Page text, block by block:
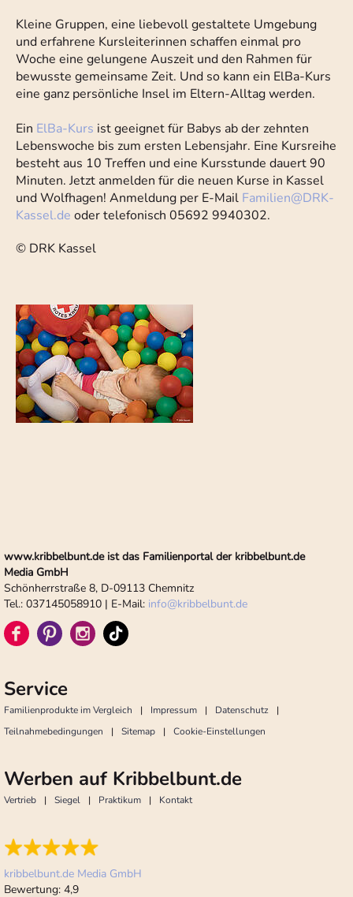
Kleine Gruppen, eine liebevoll gestaltete Umgebung
und erfahrene Kursleiterinnen schaffen einmal pro
Woche eine gelungene Auszeit und den Rahmen für
bewusste gemeinsame Zeit. Und so kann ein ElBa-Kurs
eine ganz persönliche Insel im Eltern-Alltag werden.
Ein ElBa-Kurs ist geeignet für Babys ab der zehnten
Lebenswoche bis zum ersten Lebensjahr. Eine Kursreihe
besteht aus 10 Treffen und eine Kursstunde dauert 90
Minuten. Jetzt anmelden für die neuen Kurse in Kassel
und Wolfhagen! Anmeldung per E-Mail Familien@DRK-
Kassel.de oder telefonisch 05692 9940302.
© DRK Kassel
www.kribbelbunt.de ist das Familienportal der kribbelbunt.de
Media GmbH
Schönherrstraße 8, D-09113 Chemnitz
Tel.: 037145058910 | E-Mail: info@kribbelbunt.de
Service
Familienprodukte im Vergleich Impressum
Datenschutz
Teilnahmebedingungen
Sitemap Cookie-Einstellungen
Werben auf Kribbelbunt.de
Vertrieb Siegel Praktikum Kontakt
kribbelbunt.de Media GmbH
Bewertung: 4,9